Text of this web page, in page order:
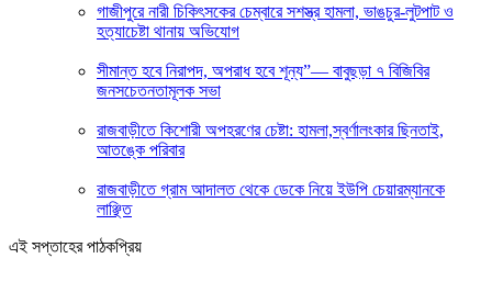
গাজীপুরে নারী চিকিৎসকের চেম্বারে সশস্ত্র হামলা, ভাঙচুর-লুটপাট ও
হত্যাচেষ্টা থানায় অভিযোগ
সীমান্ত হবে নিরাপদ, অপরাধ হবে শূন্য”— বাবুছড়া ৭ বিজিবির
জনসচেতনতামূলক সভা
রাজবাড়ীতে কিশোরী অপহরণের চেষ্টা: হামলা,স্বর্ণালংকার ছিনতাই,
আতঙ্কে পরিবার
রাজবাড়ীতে গ্রাম আদালত থেকে ডেকে নিয়ে ইউপি চেয়ারম্যানকে
লাঞ্ছিত
এই সপ্তাহের পাঠকপ্রিয়